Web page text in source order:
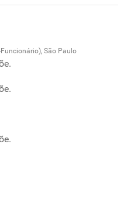
São Paulo